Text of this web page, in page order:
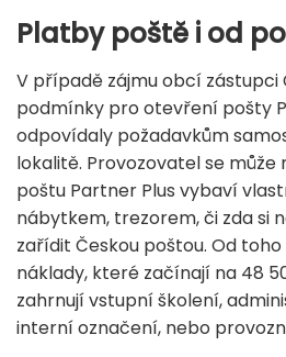
Platby poště i od
V případě zájmu obcí
podmínky pro otevření pošty
odpovídaly požadavkům
lokalitě. Provozovatel se může
poštu Partner Plus vybaví
nábytkem, trezorem, či zda si
zařídit Českou poštou. Od
náklady, které začínají na 48
zahrnují vstupní školení,
interní označení, nebo